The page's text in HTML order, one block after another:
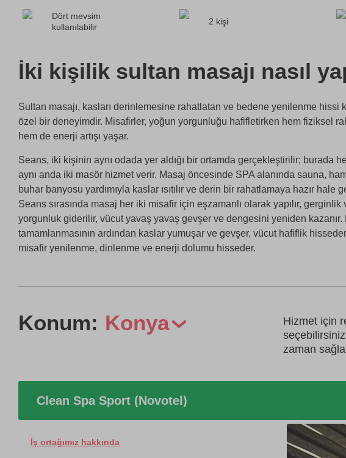
Dört mevsim
kullanılabilir
2 kişi
İki kişilik sultan masajı nasıl
Sultan masajı, kasları derinlemesine rahatlatan ve bedene yenilenme hissi
özel bir deneyimdir. Misafirler, yoğun yorgunluğu hafifletirken hem fiziksel
hem de enerji artışı yaşar.
Seans, iki kişinin aynı odada yer aldığı bir ortamda gerçekleştirilir; burada
aynı anda iki masör hizmet verir. Masaj öncesinde SPA alanında sauna,
buhar banyosu yardımıyla kaslar ısıtılır ve derin bir rahatlamaya hazır hale
Seans sırasında masaj her iki misafir için eşzamanlı olarak yapılır, gerginlik
yorgunluk giderilir, vücut yavaş yavaş gevşer ve dengesini yeniden kazanır.
tamamlanmasının ardından kaslar yumuşar ve gevşer, vücut hafiflik
misafir yenilenme, dinlenme ve enerji dolumu hisseder.
Konum: Konya
Hizmet için
zaman
Clean Spa Sport (Novotel)
İş ortağımız hakkında